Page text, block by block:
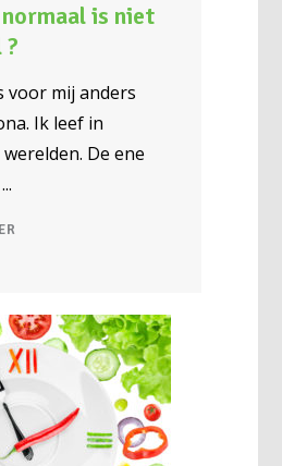
is niet
?
voor mij anders
Ik leef in
De ene